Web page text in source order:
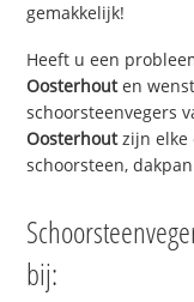
gemakkelijk!
Heeft u een
Oosterhouten
schoorsteenvegers
Oosterhoutzijn elke
schoorsteen,
bij: